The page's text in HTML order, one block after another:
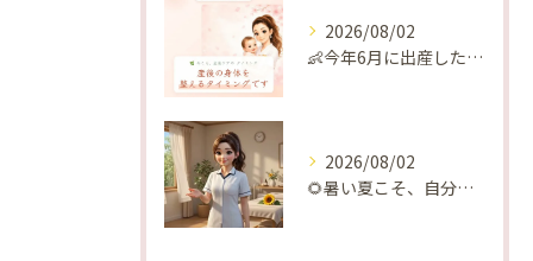
2026/08/02
👶今年6月に出産したママへ♡
2026/08/02
🌻暑い夏こそ、自分の身体を整える時間を♡